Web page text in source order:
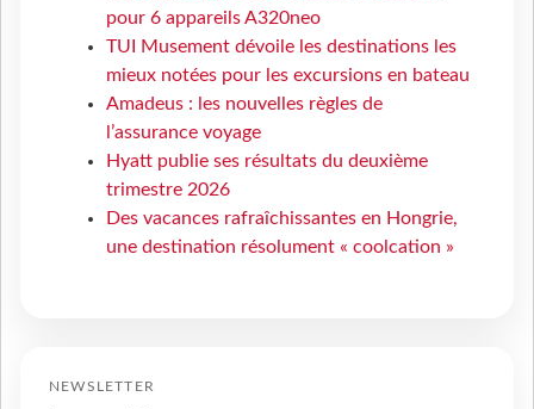
pour 6 appareils A320neo
TUI Musement dévoile les destinations les
mieux notées pour les excursions en bateau
Amadeus : les nouvelles règles de
l’assurance voyage
Hyatt publie ses résultats du deuxième
trimestre 2026
Des vacances rafraîchissantes en Hongrie,
une destination résolument « coolcation »
NEWSLETTER